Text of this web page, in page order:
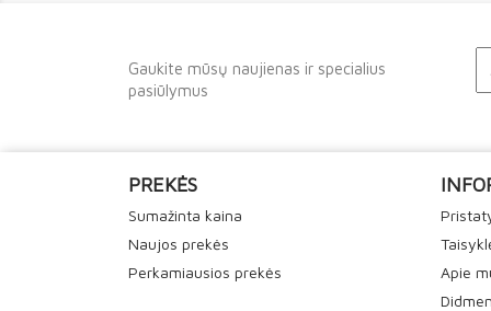
Gaukite mūsų naujienas ir specialius
pasiūlymus
PREKĖS
Sumažinta kaina
Naujos prekės
Perkamiausios prekės
Apie